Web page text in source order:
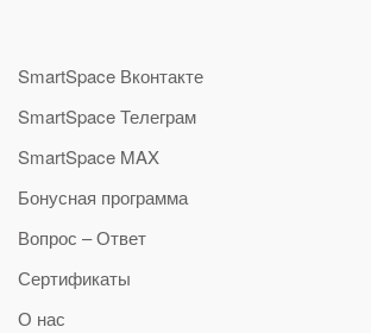
SmartSpace Вконтакте
SmartSpace Телеграм
SmartSpace MAX
Бонусная программа
Вопрос – Ответ
Сертификаты
О нас